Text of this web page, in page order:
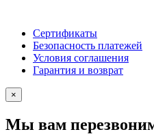
Сертификаты
Безопасность платежей
Условия соглашения
Гарантия и возврат
×
Мы вам